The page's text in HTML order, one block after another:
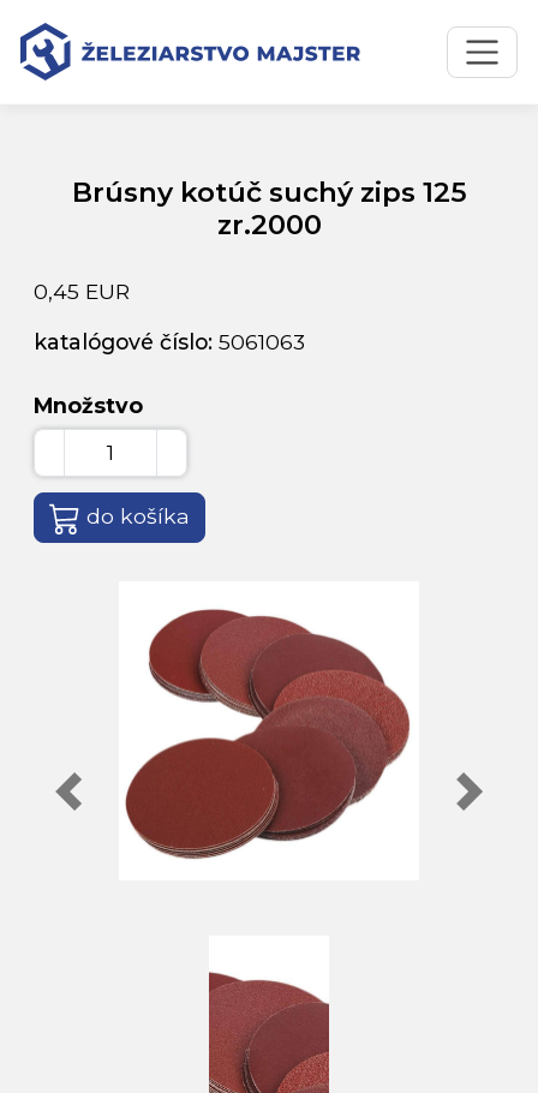
Preskočiť na obsah
Preskočiť na hlavné menu
Úvodná stránka
Brúsny kotúč suchý zips 125 zr.2000
Brúsny kotúč suchý zips 125
zr.2000
0,45 EUR
katalógové číslo: 5061063
Množstvo
do košíka